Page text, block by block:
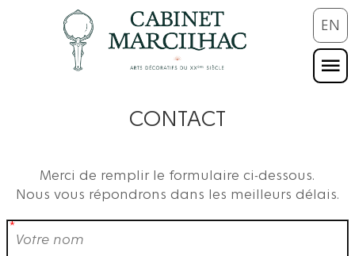
EN
CONTACT
Merci de remplir le formulaire ci-dessous.
Nous vous répondrons dans les meilleurs délais.